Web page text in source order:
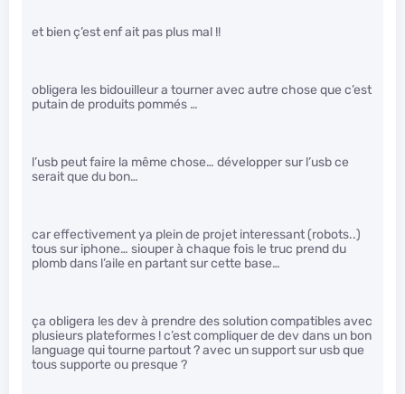
et bien ç’est enf ait pas plus mal !!
obligera les bidouilleur a tourner avec autre chose que c’est
putain de produits pommés …
l’usb peut faire la même chose… développer sur l’usb ce
serait que du bon…
car effectivement ya plein de projet interessant (robots..)
tous sur iphone… siouper à chaque fois le truc prend du
plomb dans l’aile en partant sur cette base…
ça obligera les dev à prendre des solution compatibles avec
plusieurs plateformes ! c’est compliquer de dev dans un bon
language qui tourne partout ? avec un support sur usb que
tous supporte ou presque ?